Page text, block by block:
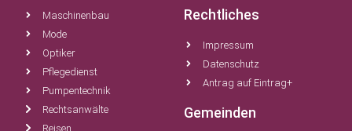
Maschinenbau
Mode
Optiker
Pflegedienst
Pumpentechnik
Rechtsanwälte
Reisen
Rechtliches
Impressum
Datenschutz
Antrag auf Eintrag+
Gemeinden